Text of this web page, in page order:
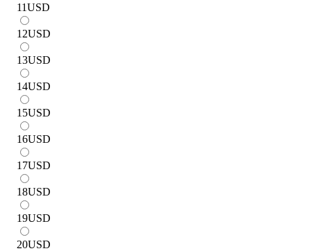
11USD
12USD
13USD
14USD
15USD
16USD
17USD
18USD
19USD
20USD